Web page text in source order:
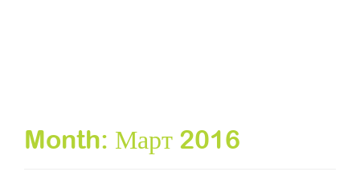
Month: Март 2016